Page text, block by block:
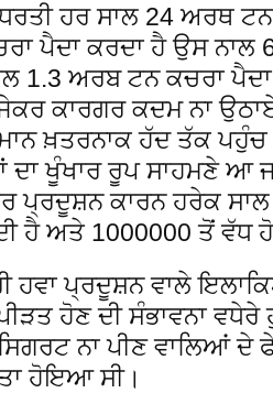
ਹਰ ਸਾਲ 24 ਅਰਥ
ਪੈਦਾ ਕਰਦਾ ਹੈ ਉਸ
1.3 ਅਰਬ ਟਨ ਕਚਰਾ
ਕਾਰਗਰ ਕਦਮ ਨਾ
ਖ਼ਤਰਨਾਕ ਹੱਦ ਤੱਕ
ਖੂੰਖਾਰ ਰੂਪ ਸਾਹਮਣੇ ਆ
ਪ੍ਰਦੂਸ਼ਨ ਕਾਰਨ ਹਰੇਕ ਸਾਲ
ਹੈ ਅਤੇ 1000000 ਤੋਂ ਵੱਧ
ਹਵਾ ਪ੍ਰਦੂਸ਼ਨ ਵਾਲੇ
ਹੋਣ ਦੀ ਸੰਭਾਵਨਾ ਵਧੇਰੇ
ਨਾ ਪੀਣ ਵਾਲਿਆਂ ਦੇ
ਹੋਇਆ ਸੀ।